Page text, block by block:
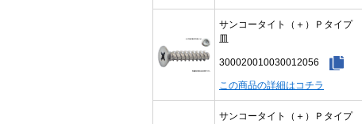
サンコータイト（＋）Ｐタイプ
皿
300020010030012056
この商品の詳細はコチラ
サンコータイト（＋）Ｐタイプ